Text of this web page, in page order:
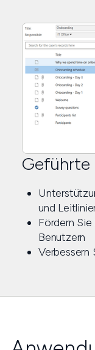
Geführte
und
Fördern
Benutzern
Verbessern